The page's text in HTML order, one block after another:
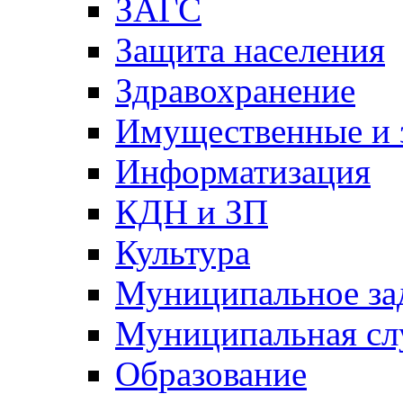
ЗАГС
Защита населения
Здравохранение
Имущественные и
Информатизация
КДН и ЗП
Культура
Муниципальное
Муниципальная
Образование